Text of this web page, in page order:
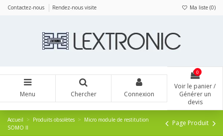
Contactez-nous Rendez-nous visite Ma liste (0)
Menu Chercher Connexion
0
Voir le panier /
Générer un
devis
Accueil Produits obsolètes
Micro module de restitution
SOMO II
Page Produit
Panneau de gestion des cookies